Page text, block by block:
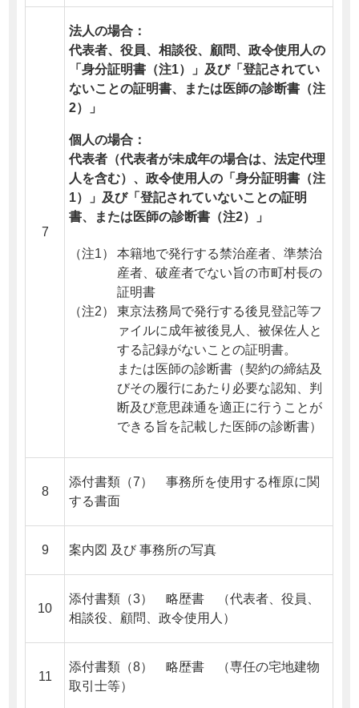
7
法人の場合：
代表者、役員、相談役、顧問、政令使用人の
「身分証明書（注1）」及び「登記されてい
ないことの証明書、または医師の診断書（注
2）」
個人の場合：
代表者（代表者が未成年の場合は、法定代理
人を含む）、政令使用人の「身分証明書（注
1）」及び「登記されていないことの証明
書、または医師の診断書（注2）」
（注1）
本籍地で発行する禁治産者、準禁治
産者、破産者でない旨の市町村長の
証明書
（注2）
東京法務局で発行する後見登記等フ
ァイルに成年被後見人、被保佐人と
する記録がないことの証明書。
または医師の診断書（契約の締結及
びその履行にあたり必要な認知、判
断及び意思疎通を適正に行うことが
できる旨を記載した医師の診断書）
8
添付書類（7） 事務所を使用する権原に関
する書面
9 案内図 及び 事務所の写真
10
添付書類（3） 略歴書 （代表者、役員、
相談役、顧問、政令使用人）
11
添付書類（8） 略歴書 （専任の宅地建物
取引士等）